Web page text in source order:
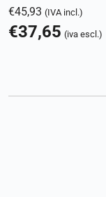
€45,93 (IVA incl.)
€37,65 (iva escl.)